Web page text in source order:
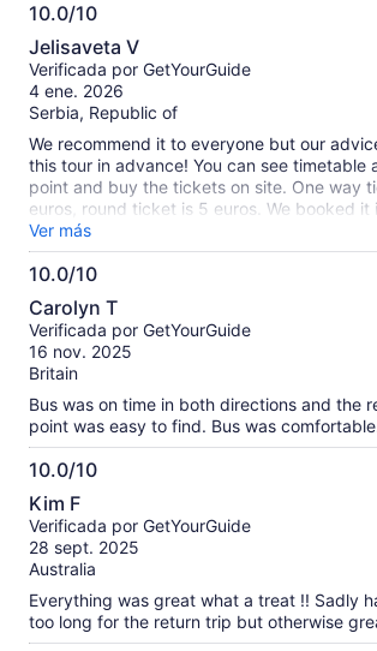
10.0/10
10.0
de
10
Jelisaveta V
Verificada por GetYourGuide
4 ene. 2026
Serbia, Republic of
We recommend it to everyone but our
this tour in advance! You can see timetable
point and buy the tickets on site. One way
euros, round ticket is 5 euros. We booked it
14 euros for two of us but we needed just
because we wanted to stay longer in
option was not presented to us in advance.
Ver más
10.0/10
10.0
de
10
Carolyn T
Verificada por GetYourGuide
16 nov. 2025
Britain
Bus was on time in both directions and the
point was easy to find. Bus was
10.0/10
10.0
de
10
Kim F
Verificada por GetYourGuide
28 sept. 2025
Australia
Everything was great what a treat !! Sadly
too long for the return trip but otherwise